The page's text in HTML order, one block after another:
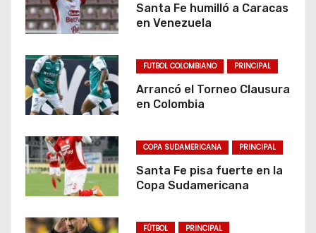
Santa Fe humilló a Caracas
en Venezuela
FUTBOL COLOMBIANO PRINCIPAL
Arrancó el Torneo Clausura
en Colombia
COPA SUDAMERICANA PRINCIPAL
Santa Fe pisa fuerte en la
Copa Sudamericana
FÚTBOL
PRINCIPAL